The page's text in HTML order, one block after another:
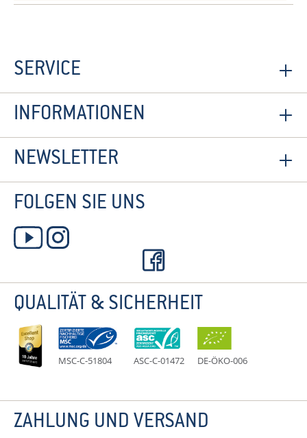
SERVICE
INFORMATIONEN
NEWSLETTER
FOLGEN SIE UNS
QUALITÄT & SICHERHEIT
MSC-C-51804 ASC-C-01472 DE-ÖKO-006
ZAHLUNG UND VERSAND